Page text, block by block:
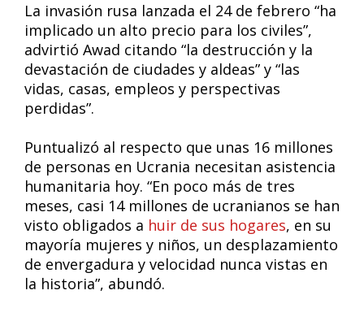
La invasión rusa lanzada el 24 de febrero “ha
implicado un alto precio para los civiles”,
advirtió Awad citando “la destrucción y la
devastación de ciudades y aldeas” y “las
vidas, casas, empleos y perspectivas
perdidas”.
Puntualizó al respecto que unas 16 millones
de personas en Ucrania necesitan asistencia
humanitaria hoy. “En poco más de tres
meses, casi 14 millones de ucranianos se han
visto obligados a huir de sus hogares, en su
mayoría mujeres y niños, un desplazamiento
de envergadura y velocidad nunca vistas en
la historia”, abundó.